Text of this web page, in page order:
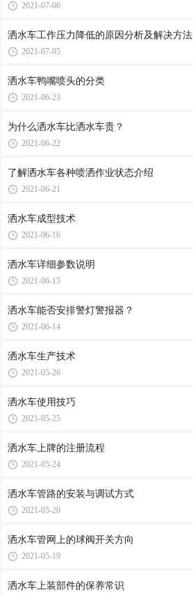
2021-07-06
洒水车工作压力降低的原因分析及解决方法
2021-07-05
洒水车鸭嘴喷头的分类
2021-06-23
为什么洒水车比洒水车贵？
2021-06-22
了解洒水车各种喷洒作业状态介绍
2021-06-21
洒水车成型技术
2021-06-16
洒水车详细参数说明
2021-06-15
洒水车能否安排警灯警报器？
2021-06-14
洒水车生产技术
2021-05-26
洒水车使用技巧
2021-05-25
洒水车上牌的注册流程
2021-05-24
洒水车管路的安装与调试方式
2021-05-20
洒水车管网上的球阀开关方向
2021-05-19
洒水车上装部件的保养常识